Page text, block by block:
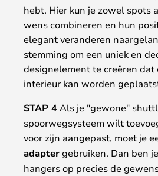
hebt. Hier kun je zowel spots
wens combineren en hun
elegant veranderen
stemming om een uniek en
designelement te creëren dat
interieur kan worden
STAP 4 Als je "gewone"
spoorwegsysteem wilt
voor zijn aangepast, moet je
adaptergebruiken. Dan ben
hangers op precies de